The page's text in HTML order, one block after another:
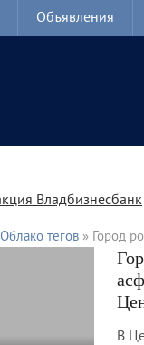
Объявления
Облако тегов » Город
В